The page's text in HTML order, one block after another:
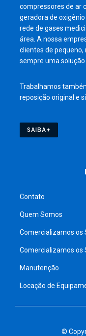
compressores de ar
geradora de
rede de gases
área. A nossa
clientes de
sempre uma
Trabalhamos
reposição original e
SAIBA+
Contato
Quem Somos
Comercializamos os
Comercializamos os
Manutenção
Locação de
©